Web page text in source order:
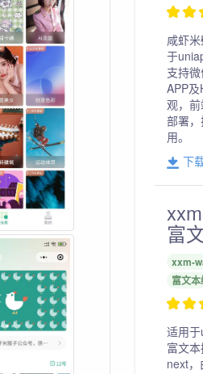
咸虾
于
支持微
APP
观，
部署
用。
下
富
xxm-
富文
适用于
富文
next，